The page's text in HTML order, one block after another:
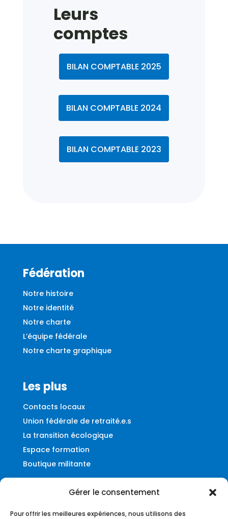
Gérer le consentement
Pour offrir les meilleures expériences, nous utilisons des
Leurs
comptes
BILAN COMPTABLE 2025
BILAN COMPTABLE 2024
BILAN COMPTABLE 2023
Fédération
Notre histoire
Notre identité
Notre charte
L’équipe fédérale
Notre charte graphique
Les plus
Contacts locaux
Union fédérale de retraité.e.s
La transition écologique
Espace formation
Boutique militante
Contact